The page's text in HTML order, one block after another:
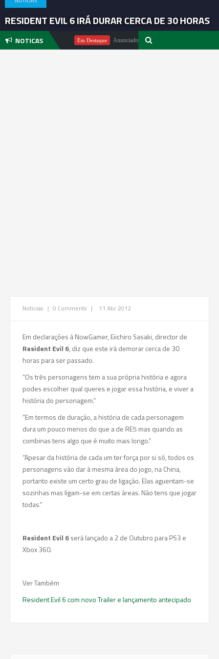
RESIDENT EVIL 6 IRÁ DURAR CERCA DE 30 HORAS
NOTICAS
Michael Pachter Em Destaque Anunciado DualSense The Last of Us Limited
Noticias | 0 Comments | 11 Abr 2012
Em declarações à NowGamer, Eiichiro Sasaki, director de
Resident Evil 6, diz que este irá demorar cerca de 30
horas para ser passado.
“Os três personagens tem a sua própria história e agora
podes escolher qual queres e jogar essa história, e viver a
história do personagem.”
“Em termos de duração, a história de cada personagem
dura um pouco menos do que a de RE5 mas quando as
combinas tens algo que é muito mais longo.”
“Apesar da história de cada um ter força por si só, todos os
personagens vão dar à mesma área do jogo, na China,
portanto existe um certo grau de ligação. Elas aguentam-se
sozinhas mas ligam-se em certas áreas. Não tens que jogar
todas.”
Resident Evil 6será lançado a 2 de Outubro para PS3 e
Xbox 360.
Ver Também
Resident Evil 6 com novo Trailer e lançamento antecipado